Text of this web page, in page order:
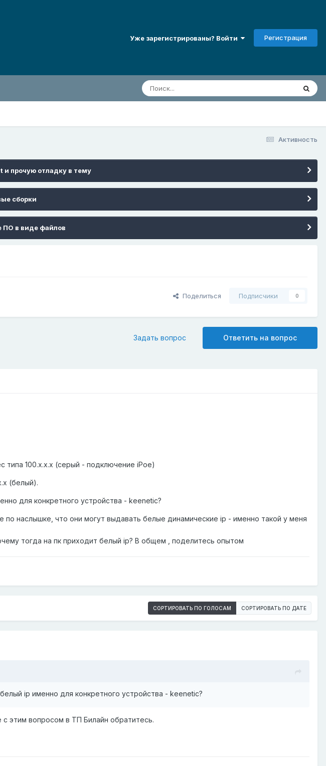
Уже зарегистрированы? Войти Регистрация
Активность
и прочую отладку в тему
сборки
ПО в виде файлов
Поделиться Подписчики 0
Ответить на вопрос
Задать вопрос
типа 100.x.x.x (серый - подключение iPoe)
(белый).
для конкретного устройства - keenetic?
наслышке, что они могут выдавать белые динамические ip - именно такой у меня
тогда на пк приходит белый ip? В общем , поделитесь опытом
СОРТИРОВАТЬ ПО ГОЛОСАМ СОРТИРОВАТЬ ПО ДАТЕ
ip именно для конкретного устройства - keenetic?
этим вопросом в ТП Билайн обратитесь.